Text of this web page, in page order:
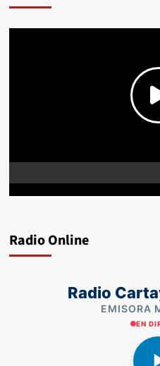
Radio Online
Radio
EMISORA
EN